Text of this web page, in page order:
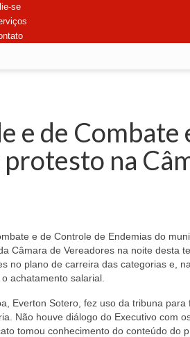
se
e de
na
e de Controle de Endemias do
Câmara de Vereadores na noite desta
no plano de carreira das categorias e,
achatamento salarial.
Everton Sotero, fez uso da tribuna
Não houve diálogo do Executivo com
tomou conhecimento do conteúdo do